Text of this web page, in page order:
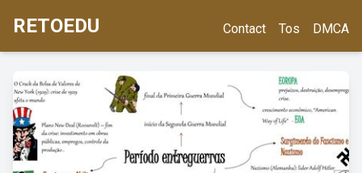
RETOEDU Contact Tos DMCA